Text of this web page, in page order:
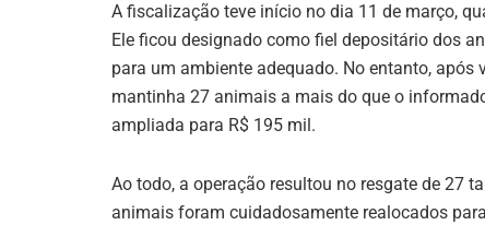
A fiscalização teve início no dia 11 de março,
Ele ficou designado como fiel depositário dos
para um ambiente adequado. No entanto,
mantinha 27 animais a mais do que o
ampliada para R$ 195 mil.
Ao todo, a operação resultou no resgate de 27
animais foram cuidadosamente realocados